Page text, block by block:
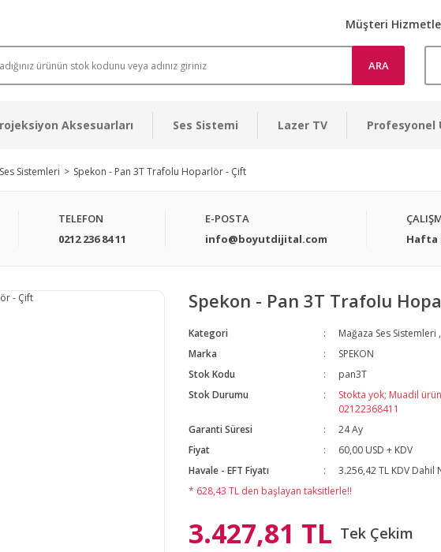
Müşteri
ARA
Aksesuarları Ses Sistemi Lazer TV Profesyonel
Sistemleri Spekon - Pan 3T Trafolu Hoparlör - Çift
TELEFON
0212 236 84 11
E-POSTA
info@boyutdijital.com
Hafta
Spekon - Pan 3T Trafolu
Kategori Mağaza Ses Sistemleri ,
Marka
SPEKON
Stok Kodu
pan3T
Stok Durumu
Stokta yok; Muadil
02122368411
Garanti Süresi
24 Ay
Fiyat
60,00 USD + KDV
Havale - EFT Fiyatı
3.256,42 TL KDV Dahil
* 628,43 TL den başlayan taksitlerle!!
3.427,81 TL Tek Çekim